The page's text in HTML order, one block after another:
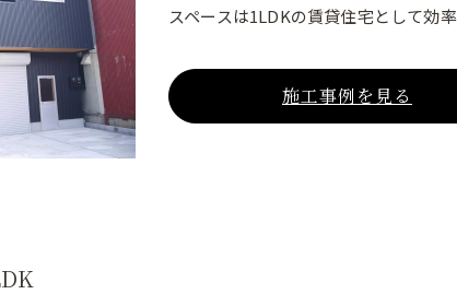
スペースは1LDKの賃貸住宅として効
施工事例を見る